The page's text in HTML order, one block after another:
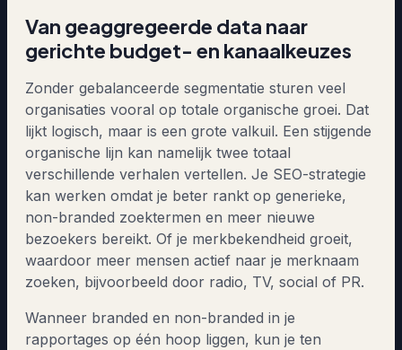
Van geaggregeerde data naar
gerichte budget- en kanaalkeuzes
Zonder gebalanceerde segmentatie sturen veel
organisaties vooral op totale organische groei. Dat
lijkt logisch, maar is een grote valkuil. Een stijgende
organische lijn kan namelijk twee totaal
verschillende verhalen vertellen. Je SEO-strategie
kan werken omdat je beter rankt op generieke,
non-branded zoektermen en meer nieuwe
bezoekers bereikt. Of je merkbekendheid groeit,
waardoor meer mensen actief naar je merknaam
zoeken, bijvoorbeeld door radio, TV, social of PR.
Wanneer branded en non-branded in je
rapportages op één hoop liggen, kun je ten